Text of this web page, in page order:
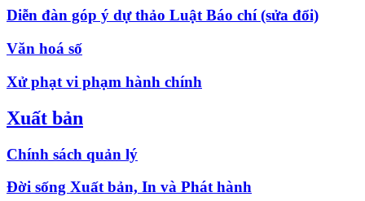
Diễn đàn góp ý dự thảo Luật Báo chí (sửa đổi)
Văn hoá số
Xử phạt vi phạm hành chính
Xuất bản
Chính sách quản lý
Đời sống Xuất bản, In và Phát hành